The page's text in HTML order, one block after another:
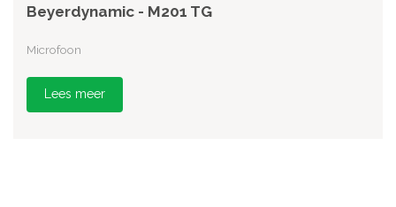
Beyerdynamic - M201 TG
Microfoon
Lees meer